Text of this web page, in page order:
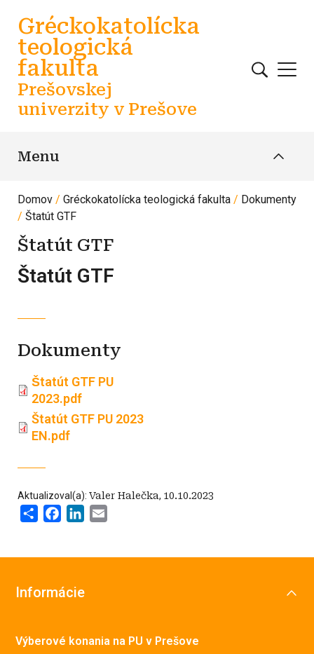
Gréckokatolícka
teologická
fakulta
Prešovskej
univerzity v Prešove
Menu
Domov Gréckokatolícka teologická fakulta
Dokumenty
Štatút GTF
Štatút GTF
Štatút GTF
Dokumenty
Štatút GTF PU
2023.pdf
Štatút GTF PU 2023
EN.pdf
Aktualizoval(a): Valer Halečka, 10.10.2023
Share FacebookLinkedIn
Informácie
Výberové konania na PU v Prešove